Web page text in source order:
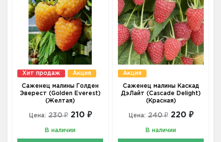
Хит продаж Акция
Саженец малины Голден
Эверест (Golden Everest)
(Желтая)
Цена: 230 ₽ 210 ₽
В наличии
Акция
Саженец малины Каскад
ДэЛайт (Cascade Delight)
(Красная)
Цена: 240 ₽ 220 ₽
В наличии